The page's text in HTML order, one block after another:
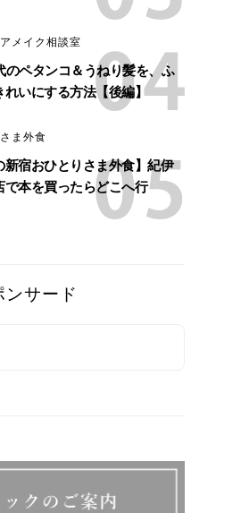
メイク相談室
のペタンコ＆うねり髪を、ふ
れいにする方法【後編】
ま外食
新宿おひとりさま外食】紀伊
で本を買ったらどこへ行
ンサード